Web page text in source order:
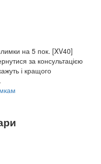
на 5 пок. [XV40]
за консультацією
і кращого